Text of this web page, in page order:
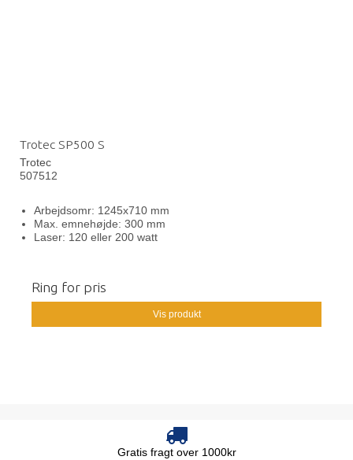
Trotec SP500 S
Trotec
507512
Arbejdsomr: 1245x710 mm
Max. emnehøjde: 300 mm
Laser: 120 eller 200 watt
Ring for pris
Vis produkt
Gratis fragt over 1000kr